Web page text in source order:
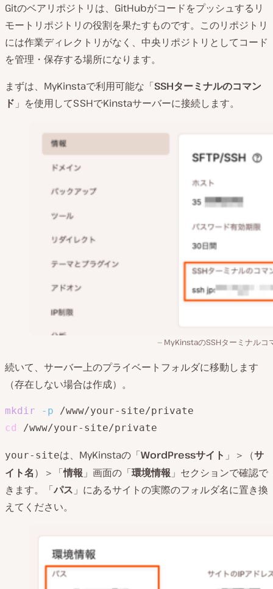
Gitのベアリポジトリは、GitHubがコードをプッシュするリ
モートリポジトリの役割を果たすものです。このリポジトリ
には作業ディレクトリがなく、中央リポジトリとしてコード
を管理・保存する場所になります。
まずは、MyKinstaで利用可能な「SSHターミナルのコマン
ド 」を使用してSSHでKinstaサーバーに接続します。
MyKinstaのSSHターミナルコ
続いて、サーバー上のプライベートフォルダに移動します
（存在しない場合は作成）。
mkdir -p
cd
/www/your-site/private
your-siteは、MyKinstaの「WordPressサイト 」＞（サ
イト名）＞「情報 」画面の「環境情報 」セクションで確認で
きます。「パス 」にあるサイトの実際のフォルダ名に置き換
えてください。